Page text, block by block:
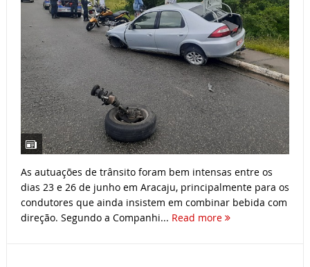
As autuações de trânsito foram bem intensas entre os
dias 23 e 26 de junho em Aracaju, principalmente para os
condutores que ainda insistem em combinar bebida com
direção. Segundo a Companhi... Read more